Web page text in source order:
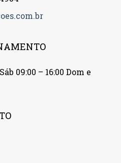
09:00 – 16:00 Dom e